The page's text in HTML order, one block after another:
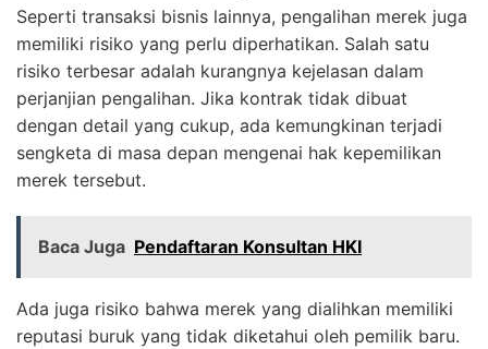
Seperti transaksi bisnis lainnya, pengalihan merek juga
memiliki risiko yang perlu diperhatikan. Salah satu
risiko terbesar adalah kurangnya kejelasan dalam
perjanjian pengalihan. Jika kontrak tidak dibuat
dengan detail yang cukup, ada kemungkinan terjadi
sengketa di masa depan mengenai hak kepemilikan
merek tersebut.
Baca Juga Pendaftaran Konsultan HKI
Ada juga risiko bahwa merek yang dialihkan memiliki
reputasi buruk yang tidak diketahui oleh pemilik baru.